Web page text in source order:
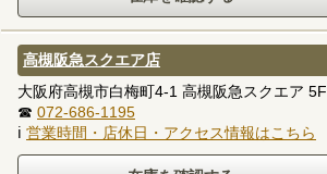
高槻阪急スクエア店
大阪府高槻市白梅町4-1 高槻阪急スクエア 5F
☎ 072-686-1195
ℹ 営業時間・店休日・アクセス情報はこちら